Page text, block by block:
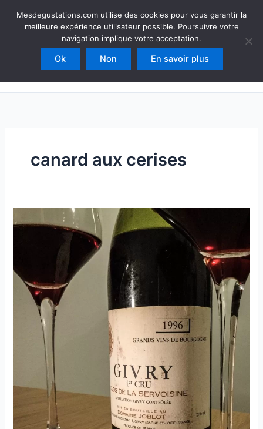
Mesdegustations
Dégustations, accords & autour du vin
Rechercher
canard aux cerises
Mesdegustations.com utilise des cookies pour vous garantir la
meilleure expérience utilisateur possible. Poursuivre votre
navigation implique votre acceptation.
Ok Non En savoir plus